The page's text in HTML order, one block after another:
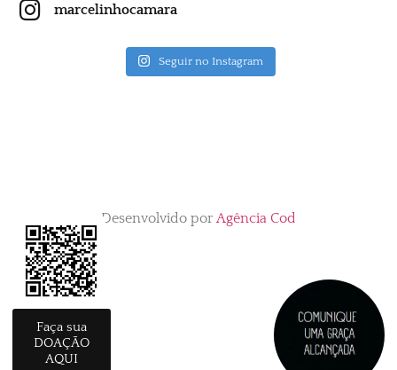
marcelinhocamara
Seguir no Instagram
Desenvolvido porAgência Cod
Faça sua
DOAÇÃO
AQUI